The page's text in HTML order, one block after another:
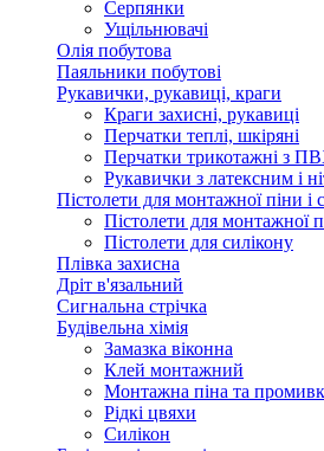
Серпянки
Ущільнювачі
Олія побутова
Паяльники побутові
Рукавички, рукавиці, краги
Краги захисні, рукавиці
Перчатки теплі, шкіряні
Перчатки трикотажні з
Рукавички з латексним і
Пістолети для монтажної піни і
Пістолети для монтажної
Пістолети для силікону
Плівка захисна
Дріт в'язальний
Сигнальна стрічка
Будівельна хімія
Замазка віконна
Клей монтажний
Монтажна піна та
Рідкі цвяхи
Силікон